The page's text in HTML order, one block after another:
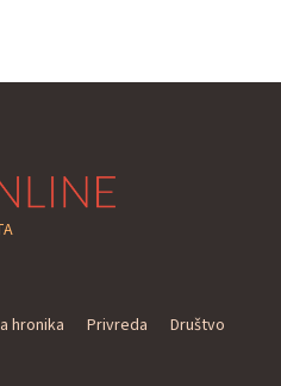
hronika Privreda
Društvo